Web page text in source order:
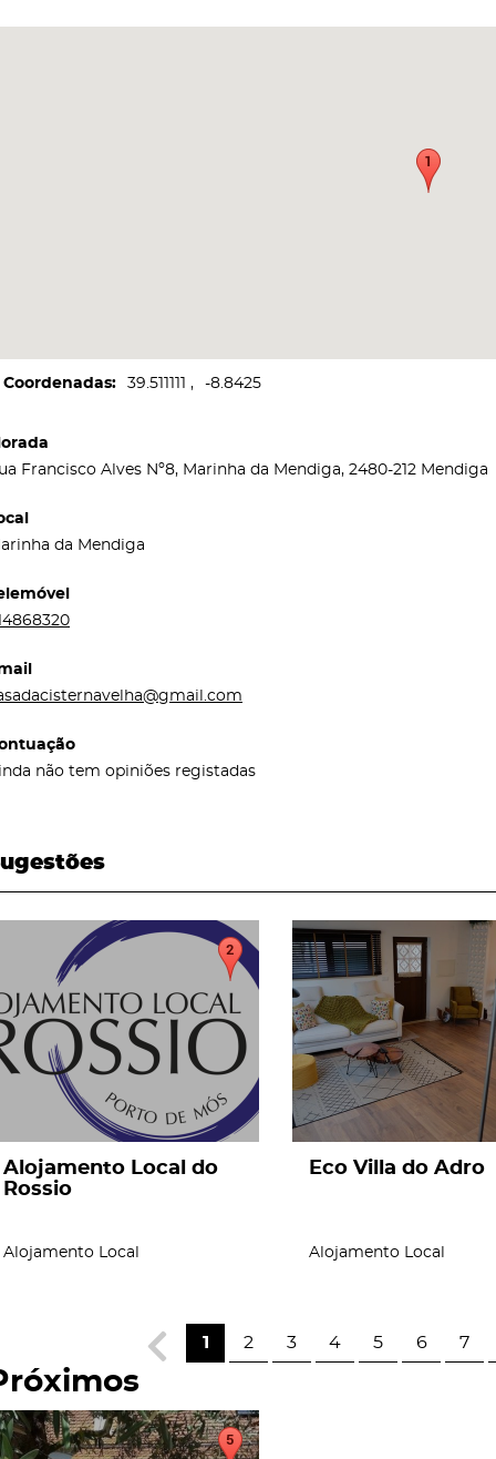
Coordenadas 39.511111 -8.8425
Francisco Alves Nº8, Marinha da Mendiga, 2480-212 Mendiga
da Mendiga
não tem opiniões registadas
Alojamento Local do
Rossio
Alojamento Local
page
Eco Villa do Adro
Alojamento Local
1 2 3 4 5 6 7